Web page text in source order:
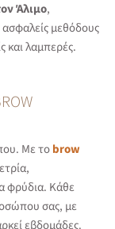
Άλιμο,
μεθόδους
και λαμπερές.
Με τοbrow
φρύδια. Κάθε
σας, με
εβδομάδες.